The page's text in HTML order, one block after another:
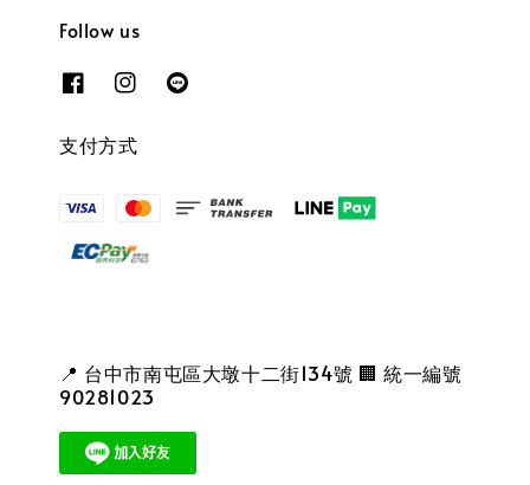
Follow us
支付方式
📍 台中市南屯區大墩十二街134號 🏢 統一編號
90281023